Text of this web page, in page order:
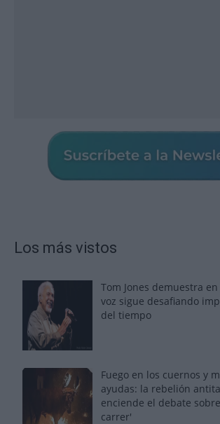
Los más vistos
Tom Jones demuestra
voz sigue desafiando
del tiempo
Fuego en los cuernos y
ayudas: la rebelión
enciende el debate
carrer'